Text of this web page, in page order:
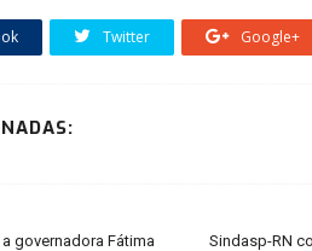
Twitter Google+
Sindasp-RN
governadora Fátima